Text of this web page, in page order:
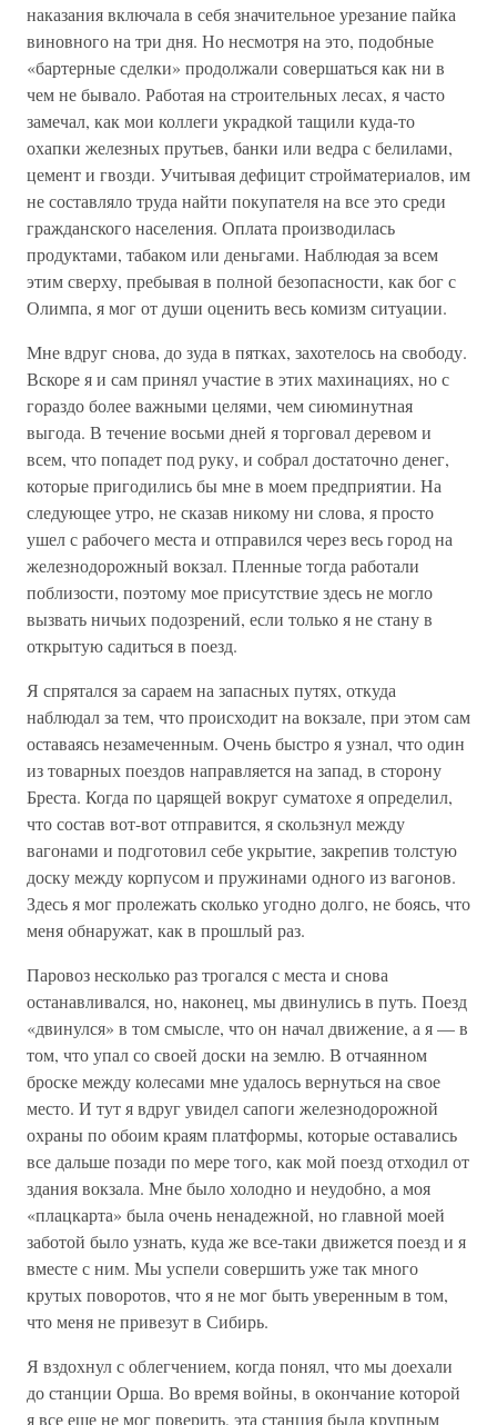
наказания включала в себя значительное урезание пайка
виновного на три дня. Но несмотря на это, подобные
«бартерные сделки» продолжали совершаться как ни в
чем не бывало. Работая на строительных лесах, я часто
замечал, как мои коллеги украдкой тащили куда-то
охапки железных прутьев, банки или ведра с белилами,
цемент и гвозди. Учитывая дефицит стройматериалов, им
не составляло труда найти покупателя на все это среди
гражданского населения. Оплата производилась
продуктами, табаком или деньгами. Наблюдая за всем
этим сверху, пребывая в полной безопасности, как бог с
Олимпа, я мог от души оценить весь комизм ситуации.
Мне вдруг снова, до зуда в пятках, захотелось на свободу.
Вскоре я и сам принял участие в этих махинациях, но с
гораздо более важными целями, чем сиюминутная
выгода. В течение восьми дней я торговал деревом и
всем, что попадет под руку, и собрал достаточно денег,
которые пригодились бы мне в моем предприятии. На
следующее утро, не сказав никому ни слова, я просто
ушел с рабочего места и отправился через весь город на
железнодорожный вокзал. Пленные тогда работали
поблизости, поэтому мое присутствие здесь не могло
вызвать ничьих подозрений, если только я не стану в
открытую садиться в поезд.
Я спрятался за сараем на запасных путях, откуда
наблюдал за тем, что происходит на вокзале, при этом сам
оставаясь незамеченным. Очень быстро я узнал, что один
из товарных поездов направляется на запад, в сторону
Бреста. Когда по царящей вокруг суматохе я определил,
что состав вот-вот отправится, я скользнул между
вагонами и подготовил себе укрытие, закрепив толстую
доску между корпусом и пружинами одного из вагонов.
Здесь я мог пролежать сколько угодно долго, не боясь, что
меня обнаружат, как в прошлый раз.
Паровоз несколько раз трогался с места и снова
останавливался, но, наконец, мы двинулись в путь. Поезд
«двинулся» в том смысле, что он начал движение, а я — в
том, что упал со своей доски на землю. В отчаянном
броске между колесами мне удалось вернуться на свое
место. И тут я вдруг увидел сапоги железнодорожной
охраны по обоим краям платформы, которые оставались
все дальше позади по мере того, как мой поезд отходил от
здания вокзала. Мне было холодно и неудобно, а моя
«плацкарта» была очень ненадежной, но главной моей
заботой было узнать, куда же все-таки движется поезд и я
вместе с ним. Мы успели совершить уже так много
крутых поворотов, что я не мог быть уверенным в том,
что меня не привезут в Сибирь.
Я вздохнул с облегчением, когда понял, что мы доехали
до станции Орша. Во время войны, в окончание которой
я все еще не мог поверить, эта станция была крупным